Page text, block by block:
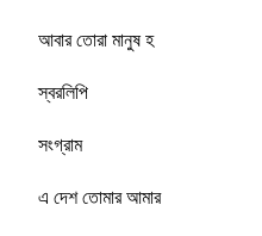
আবার তোরা মানুষ হ
স্বরলিপি
সংগ্রাম
এ দেশ তোমার আমার